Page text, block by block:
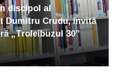
discipol al
Dumitru Crudu, invită
„Troleibuzul 30”